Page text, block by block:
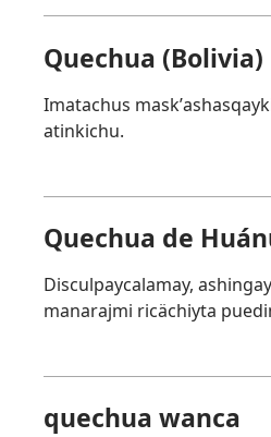
Quechua (Bolivia)
Imatachus
atinkichu.
Quechua de
Disculpaycalamay,
manarajmi ricächiyta
quechua wanca